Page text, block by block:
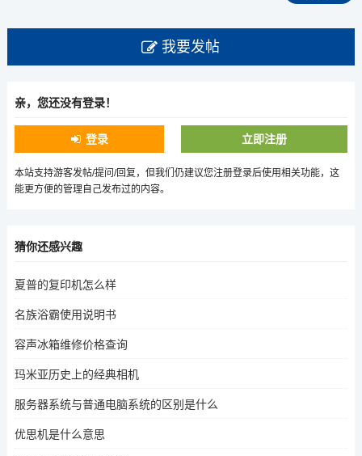
我要发帖
亲，您还没有登录！
登录 立即注册
本站支持游客发帖/提问/回复，但我们仍建议您注册登录后使用相关功能，这
能更方便的管理自己发布过的内容。
猜你还感兴趣
夏普的复印机怎么样
名族浴霸使用说明书
容声冰箱维修价格查询
玛米亚历史上的经典相机
服务器系统与普通电脑系统的区别是什么
优思机是什么意思